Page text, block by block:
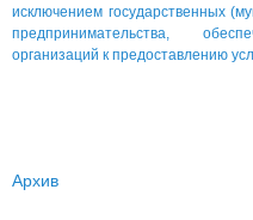
исключением государственных
предпринимательства,
организаций к предоставлению
Архив